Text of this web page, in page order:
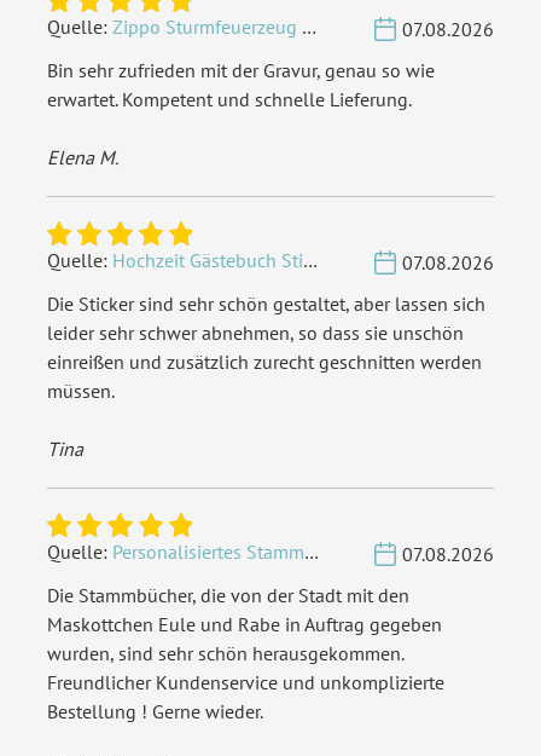
Quelle: Zippo Sturmfeuerzeug Chrom - Verzierte Initialen
07.08.2026
Bin sehr zufrieden mit der Gravur, genau so wie
erwartet. Kompetent und schnelle Lieferung.
Elena M.
Quelle: Hochzeit Gästebuch Sticker 40 Fragen - Weiß
07.08.2026
Die Sticker sind sehr schön gestaltet, aber lassen sich
leider sehr schwer abnehmen, so dass sie unschön
einreißen und zusätzlich zurecht geschnitten werden
müssen.
Tina
Quelle: Personalisiertes Stammbuch - Eigene Gravurdatei hochladen
07.08.2026
Die Stammbücher, die von der Stadt mit den
Maskottchen Eule und Rabe in Auftrag gegeben
wurden, sind sehr schön herausgekommen.
Freundlicher Kundenservice und unkomplizierte
Bestellung ! Gerne wieder.